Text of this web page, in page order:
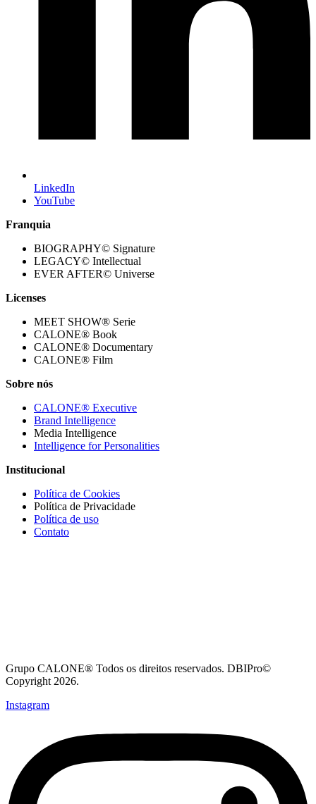
LinkedIn
YouTube
Franquia
BIOGRAPHY© Signature
LEGACY© Intellectual
EVER AFTER© Universe
Licenses
MEET SHOW® Serie
CALONE® Book
CALONE® Documentary
CALONE® Film
Sobre nós
CALONE® Executive
Brand Intelligence
Media Intelligence
Intelligence for Personalities
Institucional
Política de Cookies
Política de Privacidade
Política de uso
Contato
Grupo CALONE® Todos os direitos reservados. DBIPro©
Copyright 2026.
Instagram